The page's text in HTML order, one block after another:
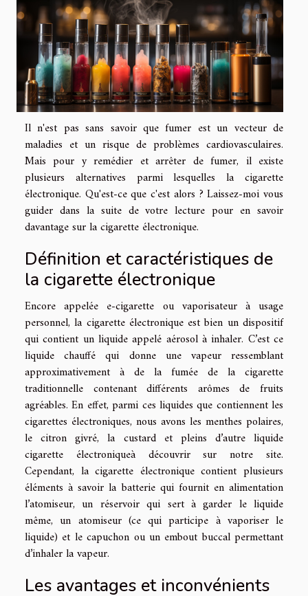
Il n'est pas sans savoir que fumer est un vecteur de
maladies et un risque de problèmes cardiovasculaires.
Mais pour y remédier et arrêter de fumer, il existe
plusieurs alternatives parmi lesquelles la cigarette
électronique. Qu'est-ce que c'est alors ? Laissez-moi vous
guider dans la suite de votre lecture pour en savoir
davantage sur la cigarette électronique.
Définition et caractéristiques de
la cigarette électronique
Encore appelée e-cigarette ou vaporisateur à usage
personnel, la cigarette électronique est bien un dispositif
qui contient un liquide appelé aérosol à inhaler. C’est ce
liquide chauffé qui donne une vapeur ressemblant
approximativement à de la fumée de la cigarette
traditionnelle contenant différents arômes de fruits
agréables. En effet, parmi ces liquides que contiennent les
cigarettes électroniques, nous avons les menthes polaires,
le citron givré, la custard et pleins d’autre liquide
cigarette électroniqueà découvrir sur notre site.
Cependant, la cigarette électronique contient plusieurs
éléments à savoir la batterie qui fournit en alimentation
l’atomiseur, un réservoir qui sert à garder le liquide
même, un atomiseur (ce qui participe à vaporiser le
liquide) et le capuchon ou un embout buccal permettant
d’inhaler la vapeur.
Les avantages et inconvénients